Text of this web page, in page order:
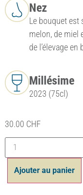
Nez
Le bouquet est
melon, de miel
de l’élevage
Millésime
2023 (75cl)
30.00 CHF
Ajouter au panier